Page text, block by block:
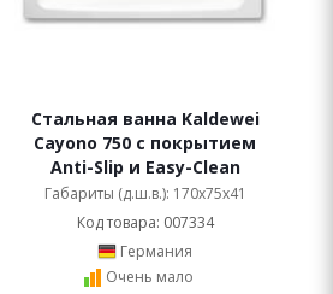
Стальная ванна Kaldewei
Cayono 750 с покрытием
Anti-Slip и Easy-Clean
Габариты (д.ш.в.): 170x75x41
Код товара: 007334
Германия
Очень мало